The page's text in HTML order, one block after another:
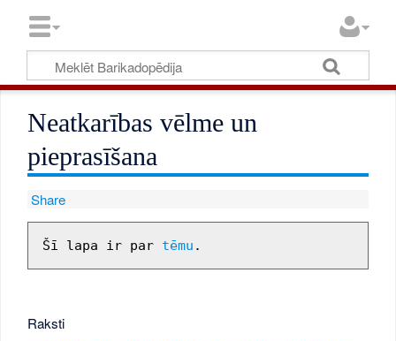
Neatkarības vēlme un
pieprasīšana
Share
Šī lapa ir par tēmu
Raksti